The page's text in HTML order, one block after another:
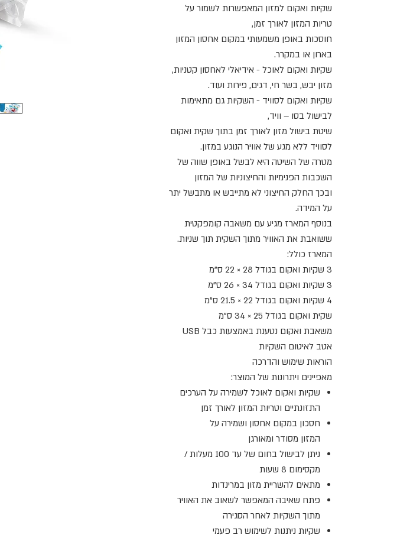
שקיות ואקום למזון המאפשרות לשמור על
טריות המזון לאורך זמן,
חוסכות באופן משמעותי במקום אחסון המזון
בארון או במקרר.
שקיות ואקום לאוכל - אידיאלי לאחסון קטניות,
מזון יבש, בשר חי, דגים, פירות ועוד.
שקיות ואקום לסוויד - השקיות גם מתאימות
לבישול בסו – וויד,
שיטת בישול מזון לאורך זמן בתוך שקית ואקום
לסוויד ללא מגע של אוויר הנוגע במזון.
מטרה של השיטה היא לבשל באופן שווה של
השכבות הפנימיות והחיצוניות של המזון
ובכך החלק החיצוני לא מתייבש או מתבשל יתר
על המידה.
בנוסף המארז מגיע עם משאבה קומפקטית
ששואבת את האוויר מתוך השקית תוך שניות.
המארז כולל:
3 שקיות ואקום בגודל 28 × 22 ס"מ
3 שקיות ואקום בגודל 34 × 26 ס"מ
4 שקיות ואקום בגודל 22 × 21.5 ס"מ
שקית ואקום בגודל 25 × 34 ס"מ
משאבת ואקום נטענת באמצעות כבל USB
אטב לאיטום השקיות
הוראות שימוש והדרכה
מאפיינים ויתרונות של המוצר:
שקיות ואקום לאוכל לשמירה על הערכים
התזונתיים וטריות המזון לאורך זמן
חסכון במקום אחסון ושמירה על
המזון מסודר ומאורגן
ניתן לבישול בחום של עד 100 מעלות /
מקסימום 8 שעות
מתאים להשריית מזון במרינדות
פתח שאיבה המאפשר לשאוב את האוויר
מתוך השקיות לאחר הסגירה
שקיות ניתנות לשימוש רב פעמי